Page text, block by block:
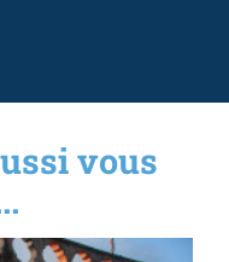
vous